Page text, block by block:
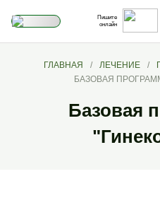
Пишите
онлайн
ГЛАВНАЯ / ЛЕЧЕНИЕ /
БАЗОВАЯ
Базовая